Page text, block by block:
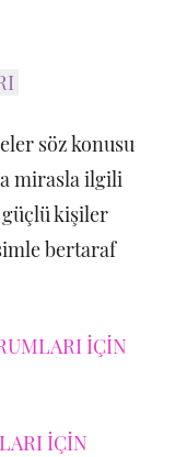
söz konusu
mirasla ilgili
kişiler
bertaraf
İÇİN
İÇİN